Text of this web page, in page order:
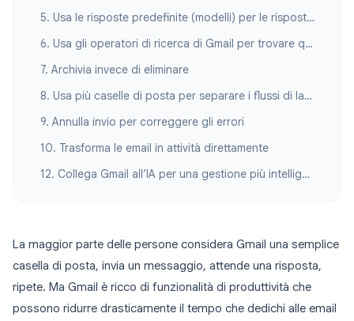
5. Usa le risposte predefinite (modelli) per le risposte ripetute
6. Usa gli operatori di ricerca di Gmail per trovare qualsiasi messaggio
7. Archivia invece di eliminare
8. Usa più caselle di posta per separare i flussi di lavoro
9. Annulla invio per correggere gli errori
10. Trasforma le email in attività direttamente
12. Collega Gmail all’IA per una gestione più intelligente delle email
La maggior parte delle persone considera Gmail una semplice
casella di posta, invia un messaggio, attende una risposta,
ripete. Ma Gmail è ricco di funzionalità di produttività che
possono ridurre drasticamente il tempo che dedichi alle email